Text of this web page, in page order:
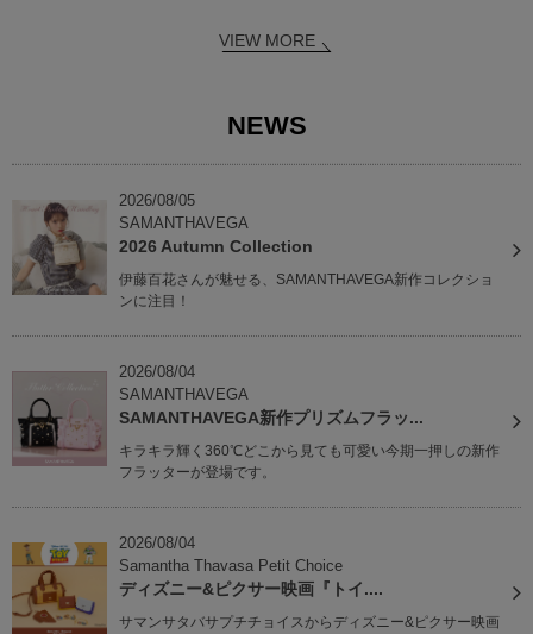
VIEW MORE
NEWS
2026/08/05
SAMANTHAVEGA
2026 Autumn Collection
伊藤百花さんが魅せる、SAMANTHAVEGA新作コレクショ
ンに注目！
2026/08/04
SAMANTHAVEGA
SAMANTHAVEGA新作プリズムフラッ...
キラキラ輝く360℃どこから見ても可愛い今期一押しの新作
フラッターが登場です。
2026/08/04
Samantha Thavasa Petit Choice
ディズニー&ピクサー映画『トイ....
サマンサタバサプチチョイスからディズニー&ピクサー映画